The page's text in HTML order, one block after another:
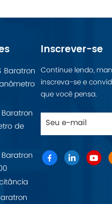
Baratron
de
Inscrever-se
Continue lendo,
inscreva-se e
que você pensa.